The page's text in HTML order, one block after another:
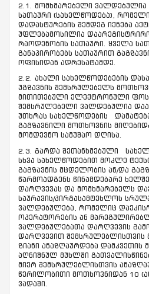
2.1. მომხმარებელი
სათაური (სახელწოდება),
დადასტურების შემდეგ იქნება
უფლებამოსილია
რაოდენობის სათაური. ყველა
განაპირობებს სათაურით
ოფისიდან ადრესატამდე.
2.2. ახალი სახელწოდებების
უგზავნის შემსრულებელს
მითითებული ელექტრონული
შემსრულებელი ვალდებულია
უთხრას სახელწოდების
გაგზავნილი მოთხოვნის
მომდევნო სამუშაო დღისა.
2.3. გარდა შეთანხმებული
სხვა სახელწოდებით მოკლე
გაგზავნის მცდელობის ან/და
წარმოადგენს წინამდებარე
დარღვევას და მომხმარებელს
საურავის/პირგასამტეხლოს
ვალდებულება, რომელიც
ოპერატორების ან
ვალდებულებათა დარღვევის
დარღვევით შემსრულებლისთვის
ზიანი ანაზღაურდება
აღნიშნულ მუხლში
მიერ შემსრულებლისთვის
წერილობითი მოთხოვნიდან 10
ვადაში.